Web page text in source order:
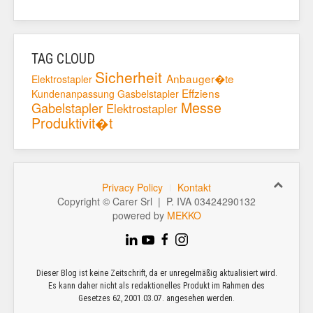
TAG CLOUD
Elektrostapler Sicherheit Anbauger�te
Kundenanpassung Gasbelstapler Effziens
Gabelstapler Elektrostapler Messe
Produktivit�t
Privacy Policy
Kontakt
Copyright © Carer Srl | P. IVA 03424290132
powered by MEKKO
Dieser Blog ist keine Zeitschrift, da er unregelmäßig aktualisiert wird.
Es kann daher nicht als redaktionelles Produkt im Rahmen des
Gesetzes 62, 2001.03.07. angesehen werden.